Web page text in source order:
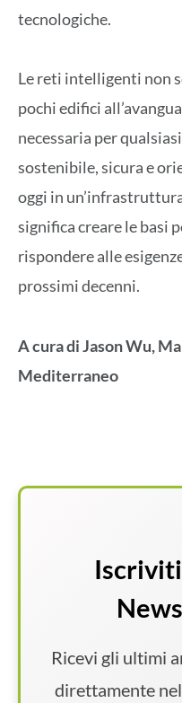
tecnologiche.
Le reti intelligenti non
pochi edifici
necessaria per
sostenibile, sicura e
oggi in
significa creare le basi
rispondere alle
prossimi decenni.
A cura di Jason Wu,
Mediterraneo
Ricevi gli ultimi
direttamente